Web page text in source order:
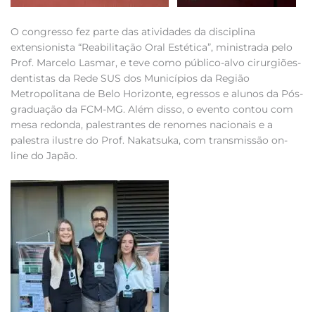
O congresso fez parte das atividades da disciplina
extensionista “Reabilitação Oral Estética”, ministrada pelo
Prof. Marcelo Lasmar, e teve como público-alvo cirurgiões-
dentistas da Rede SUS dos Municípios da Região
Metropolitana de Belo Horizonte, egressos e alunos da Pós-
graduação da FCM-MG. Além disso, o evento contou com
mesa redonda, palestrantes de renomes nacionais e a
palestra ilustre do Prof. Nakatsuka, com transmissão on-
line do Japão.